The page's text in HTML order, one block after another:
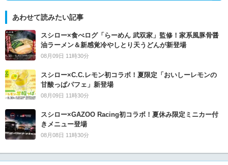
あわせて読みたい記事
スシロー×食べログ「らーめん 武双家」監修！家系風豚骨醤
油ラーメン＆新感覚冷やしとり天うどんが新登場
08月09日 11時30分
スシロー×C.C.レモン初コラボ！夏限定「おいしーレモンの
甘酸っぱパフェ」新登場
08月09日 11時30分
スシロー×GAZOO Racing初コラボ！夏休み限定ミニカー付
きメニュー登場
08月08日 11時30分